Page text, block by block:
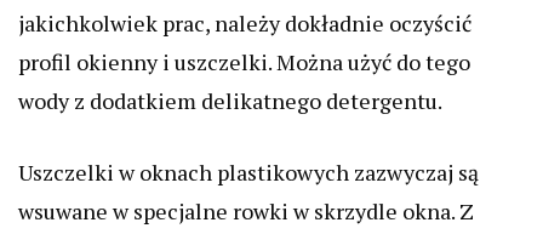
jakichkolwiek prac, należy dokładnie oczyścić
profil okienny i uszczelki. Można użyć do tego
wody z dodatkiem delikatnego detergentu.
Uszczelki w oknach plastikowych zazwyczaj są
wsuwane w specjalne rowki w skrzydle okna. Z